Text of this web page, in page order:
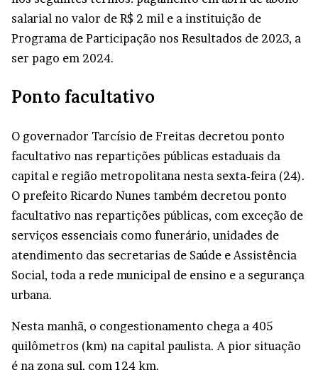
salarial no valor de R$ 2 mil e a instituição de
Programa de Participação nos Resultados de 2023, a
ser pago em 2024.
Ponto facultativo
O governador Tarcísio de Freitas decretou ponto
facultativo nas repartições públicas estaduais da
capital e região metropolitana nesta sexta-feira (24).
O prefeito Ricardo Nunes também decretou ponto
facultativo nas repartições públicas, com exceção de
serviços essenciais como funerário, unidades de
atendimento das secretarias de Saúde e Assistência
Social, toda a rede municipal de ensino e a segurança
urbana.
Nesta manhã, o congestionamento chega a 405
quilômetros (km) na capital paulista. A pior situação
é na zona sul, com 124 km.